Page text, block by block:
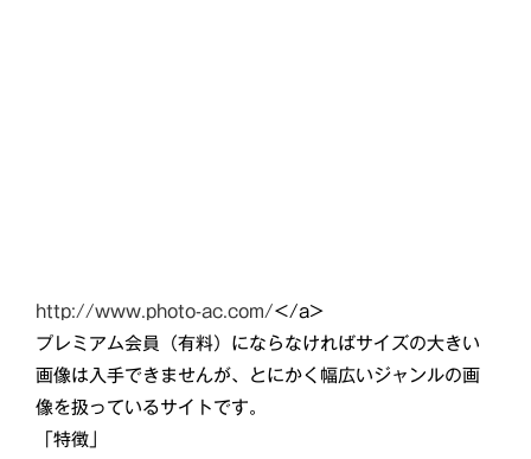
http://www.photo-ac.com/</a>
プレミアム会員（有料）にならなければサイズの大きい
画像は入手できませんが、とにかく幅広いジャンルの画
像を扱っているサイトです。
「特徴」